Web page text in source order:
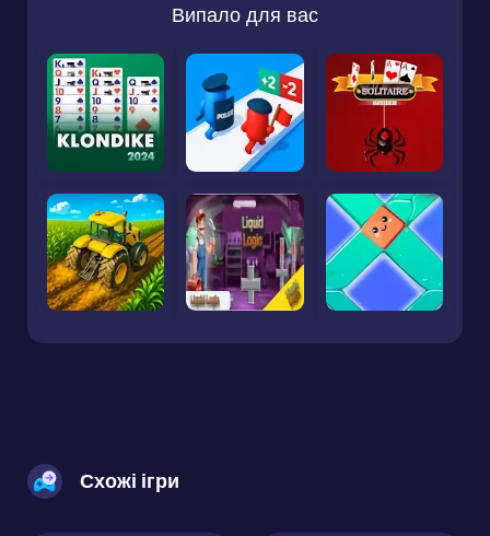
Випало для вас
Схожі ігри